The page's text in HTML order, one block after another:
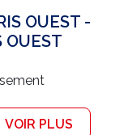
OUEST -
OUEST
VOIR PLUS